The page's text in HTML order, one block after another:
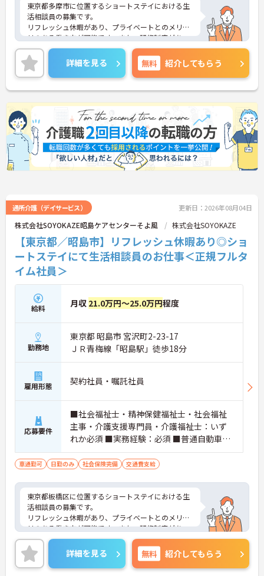
東京都多摩市に位置するショートステイにおける生
活相談員の募集です。
リフレッシュ休暇があり、プライベートとのメリハ
リのある働き方が可能です。また、研修制度があ
り、働きながらスキルアップが目指せる環境です。
ご興味のある方には、面接対策ポイントなど、さら
に詳細をご案内しますのでお気軽にご相談くださ
い！
詳細を見る 無料 紹介してもらう
通所介護（デイサービス） 更新日：2026年08月04日
株式会社SOYOKAZE昭島ケアセンターそよ風 株式会社SOYOKAZE
【東京都／昭島市】リフレッシュ休暇あり◎ショ
ートステイにて生活相談員のお仕事＜正規フルタ
イム社員＞
給料 月収 21.0万円～25.0万円程度
勤務地
東京都 昭島市 宮沢町2-23-17
ＪＲ青梅線「昭島駅」徒歩18分
雇用形態 契約社員・嘱託社員
応募要件
■社会福祉士・精神保健福祉士・社会福祉
主事・介護支援専門員・介護福祉士：いず
れか必須 ■実務経験：必須 ■普通自動車運
転免許：必須
車通勤可 日勤のみ 社会保険完備 交通費支給
東京都板橋区に位置するショートステイにおける生
活相談員の募集です。
リフレッシュ休暇があり、プライベートとのメリハ
リのある働き方が可能です。また、研修制度があ
り、働きながらスキルアップが目指せる環境です。
ご興味のある方には、面接対策ポイントなど、さら
に詳細をご案内しますのでお気軽にご相談くださ
い！
詳細を見る 無料 紹介してもらう